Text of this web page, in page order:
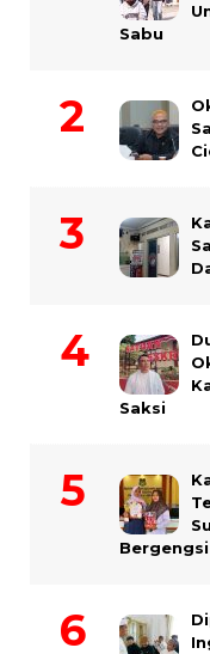
Sabu
Saksi
Bergengsi